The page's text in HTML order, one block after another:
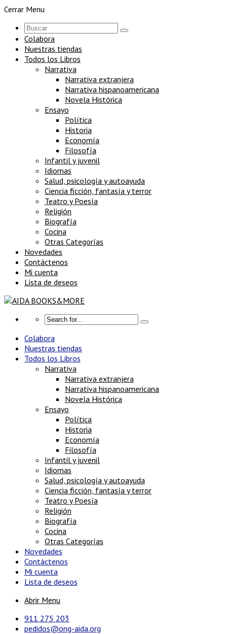
Cerrar Menu
Colabora
Nuestras tiendas
Todos los Libros
Narrativa
Narrativa extranjera
Narrativa hispanoamericana
Novela Histórica
Ensayo
Política
Historia
Economía
Filosofía
Infantil y juvenil
Idiomas
Salud, psicología y autoayuda
Ciencia ficción, fantasía y terror
Teatro y Poesía
Religión
Biografía
Cocina
Otras Categorías
Novedades
Contáctenos
Mi cuenta
Lista de deseos
Colabora
Nuestras tiendas
Todos los Libros
Narrativa
Narrativa extranjera
Narrativa hispanoamericana
Novela Histórica
Ensayo
Política
Historia
Economía
Filosofía
Infantil y juvenil
Idiomas
Salud, psicología y autoayuda
Ciencia ficción, fantasía y terror
Teatro y Poesía
Religión
Biografía
Cocina
Otras Categorías
Novedades
Contáctenos
Mi cuenta
Lista de deseos
Abrir Menu
911 275 203
pedidos@ong-aida.org